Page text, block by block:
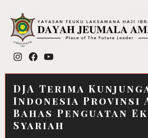
content
Dayah Jeumala
Place of The Future Leader
Instagram
FacebookYouTube
DJA Terima
Indonesia Provinsi
Bahas Penguatan
Syariah